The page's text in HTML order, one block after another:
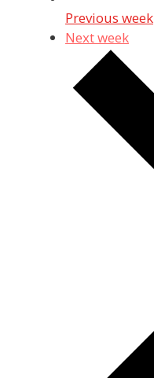
Previous week
Next week